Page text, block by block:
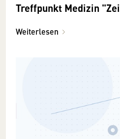
Treffpunkt Medizin
Weiterlesen